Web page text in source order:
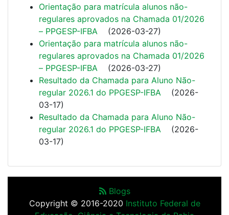
Orientação para matrícula alunos não-
regulares aprovados na Chamada 01/2026
– PPGESP-IFBA (2026-03-27)
Orientação para matrícula alunos não-
regulares aprovados na Chamada 01/2026
– PPGESP-IFBA (2026-03-27)
Resultado da Chamada para Aluno Não-
regular 2026.1 do PPGESP-IFBA (2026-
03-17)
Resultado da Chamada para Aluno Não-
regular 2026.1 do PPGESP-IFBA (2026-
03-17)
Blogs
Copyright © 2016-2020 Instituto Federal de